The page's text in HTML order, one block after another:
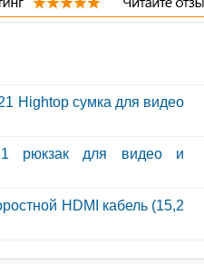
Hightop сумка для видео
рюкзак для видео и
HDMI кабель (15,2